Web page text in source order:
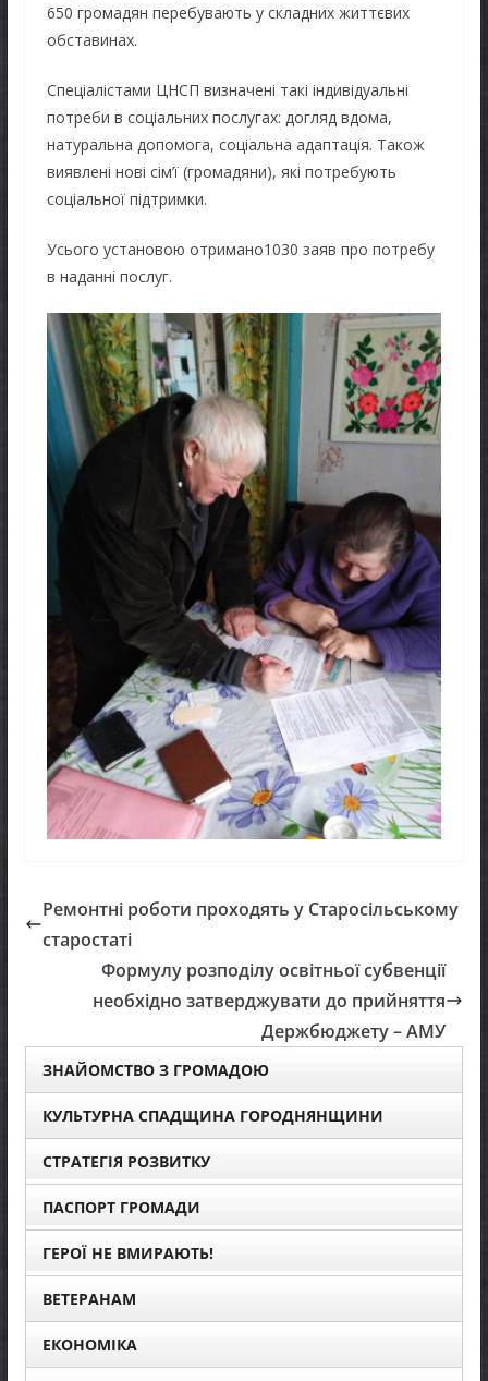
650 громадян перебувають у складних життєвих
обставинах.
Спеціалістами ЦНСП визначені такі індивідуальні
потреби в соціальних послугах: догляд вдома,
натуральна допомога, соціальна адаптація. Також
виявлені нові сім’ї (громадяни), які потребують
соціальної підтримки.
Усього установою отримано1030 заяв про потребу
в наданні послуг.
Ремонтні роботи проходять у Старосільському
старостаті
Формулу розподілу освітньої субвенції
необхідно затверджувати до прийняття
Держбюджету – АМУ
ЗНАЙОМСТВО З ГРОМАДОЮ
КУЛЬТУРНА СПАДЩИНА ГОРОДНЯНЩИНИ
СТРАТЕГІЯ РОЗВИТКУ
ПАСПОРТ ГРОМАДИ
ГЕРОЇ НЕ ВМИРАЮТЬ!
ВЕТЕРАНАМ
ЕКОНОМІКА